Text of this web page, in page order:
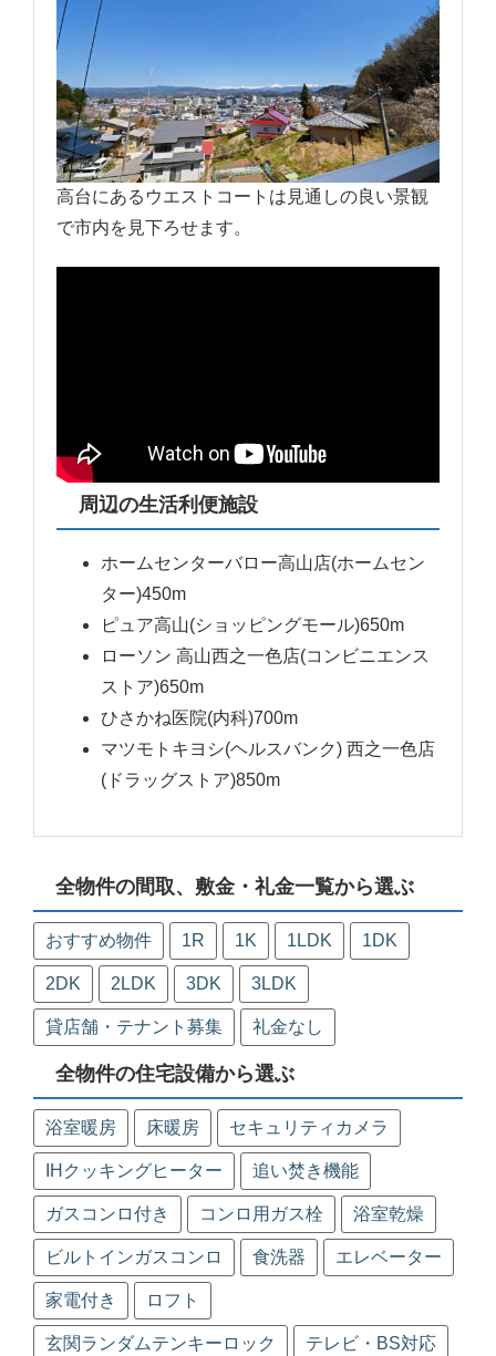
高台にあるウエストコートは見通しの良い景観
で市内を見下ろせます。
周辺の生活利便施設
ホームセンターバロー高山店(ホームセン
ター)450m
ピュア高山(ショッピングモール)650m
ローソン 高山西之一色店(コンビニエンス
ストア)650m
ひさかね医院(内科)700m
マツモトキヨシ(ヘルスバンク) 西之一色店
(ドラッグストア)850m
全物件の間取、敷金・礼金一覧から選ぶ
おすすめ物件 1R 1K 1LDK 1DK
2DK 2LDK 3DK 3LDK
貸店舗・テナント募集 礼金なし
全物件の住宅設備から選ぶ
浴室暖房 床暖房 セキュリティカメラ
IHクッキングヒーター 追い焚き機能
ガスコンロ付き コンロ用ガス栓 浴室乾燥
ビルトインガスコンロ 食洗器 エレベーター
家電付き ロフト
玄関ランダムテンキーロック テレビ・BS対応